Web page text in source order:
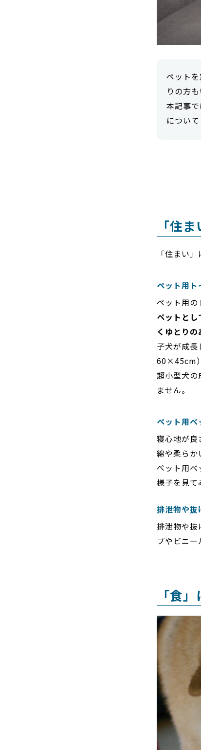
ペット
りの方
本記事
につい
「住
「住まい
ペット用ト
ペット用の
ペットと
くゆとりの
子犬が成
60×45cm
超小型犬
ません。
ペット用ベ
寝心地が良
綿や柔らか
ペット用ベ
様子を見て
排泄物や抜
排泄物や抜
プやビニー
「食